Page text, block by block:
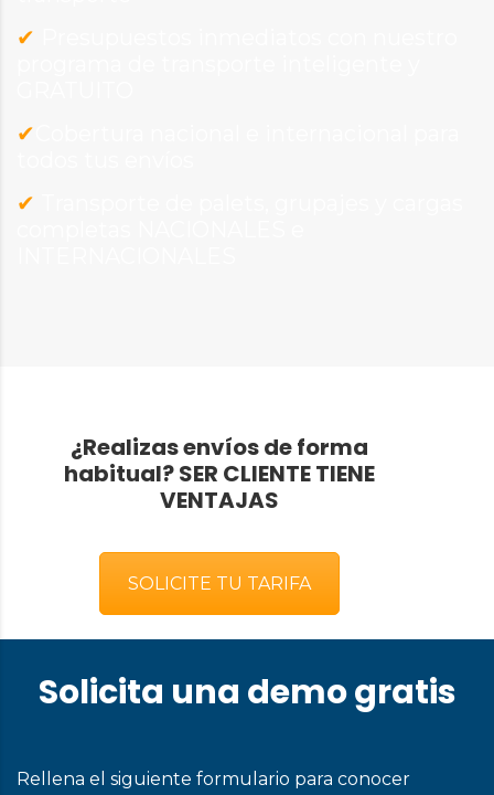
✔
✔
✔
¿Realizas envíos de forma
habitual?SER CLIENTE TIENE
VENTAJAS
SOLICITE TU TARIFA
Solicita una demo gratis
Rellena el siguiente formulario para conocer